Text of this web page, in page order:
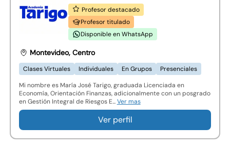
Profesor destacado
Profesor titulado
Disponible en WhatsApp
Montevideo, Centro
Clases Virtuales Individuales En Grupos
Presenciales
Mi nombre es María José Tarigo, graduada Licenciada en
Economía, Orientación Finanzas, adicionalmente con un posgrado
en Gestión Integral de Riesgos E...Ver mas
Ver perfil